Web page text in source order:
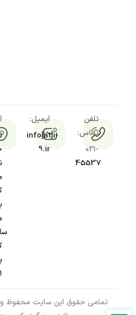
تلفن
تماس:
021-
45537
ایمیل:
info[at]i-
9.ir
تمامی حقوق این سایت محفوظ و